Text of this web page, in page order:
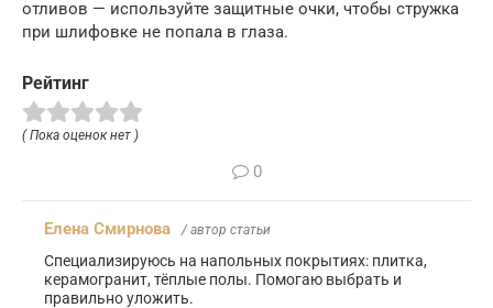
отливов — используйте защитные очки, чтобы стружка
при шлифовке не попала в глаза.
Рейтинг
( Пока оценок нет )
0
Елена Смирнова / автор статьи
Специализируюсь на напольных покрытиях: плитка,
керамогранит, тёплые полы. Помогаю выбрать и
правильно уложить.